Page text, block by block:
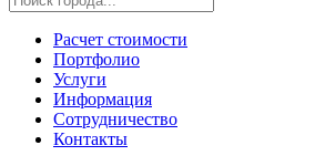
Расчет стоимости
Портфолио
Услуги
Информация
Сотрудничество
Контакты